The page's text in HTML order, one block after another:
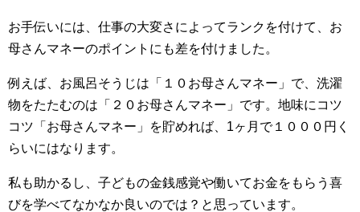
お手伝いには、仕事の大変さによってランクを付けて、お
母さんマネーのポイントにも差を付けました。
例えば、お風呂そうじは「１０お母さんマネー」で、洗濯
物をたたむのは「２０お母さんマネー」です。地味にコツ
コツ「お母さんマネー」を貯めれば、1ヶ月で１０００円く
らいにはなります。
私も助かるし、子どもの金銭感覚や働いてお金をもらう喜
びを学べてなかなか良いのでは？と思っています。